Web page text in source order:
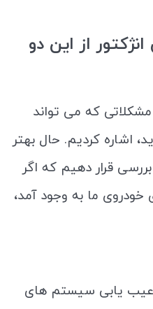
از این دو
که می تواند
اشاره کردیم. حال بهتر
قرار دهیم که اگر
خودروی ما به وجود آمد،
یابی سیستم های